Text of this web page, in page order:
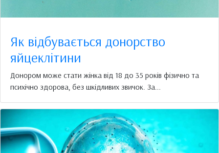
Як відбувається донорство
яйцеклітини
Донором може стати жінка від 18 до 35 років фізично та
психічно здорова, без шкідливих звичок. За...